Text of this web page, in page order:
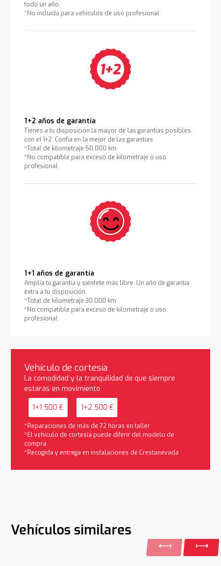
todo un año.
*No incluida para vehículos de uso profesional
1+2 años de garantía
Tienes a tu disposición la mayor de las garantías posibles
con el 1+2. Confía en la mejor de las garantías.
*Total de kilometraje 50.000 km
*No compatible para exceso de kilometraje o uso
profesional
1+1 años de garantía
Amplía tu garantía y siéntete más libre. Un año de garantía
extra a tu disposición.
*Total de kilometraje 30.000 km
*No compatible para exceso de kilometraje o uso
profesional
Vehículo de cortesía
La comodidad y la tranquilidad de que siempre
estarás en movimiento
1+1 500 € 1+2 500 €
*Reparaciones de más de 72 horas en taller
*El vehículo de cortesía puede diferir del modelo de
compra
*Recogida y entrega en instalaciones de Crestanevada
Vehículos similares